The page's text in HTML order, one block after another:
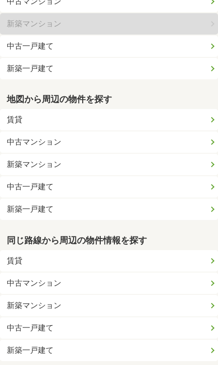
新築マンション
中古一戸建て
新築一戸建て
地図から周辺の物件を探す
賃貸
中古マンション
新築マンション
中古一戸建て
新築一戸建て
同じ路線から周辺の物件情報を探す
賃貸
中古マンション
新築マンション
中古一戸建て
新築一戸建て